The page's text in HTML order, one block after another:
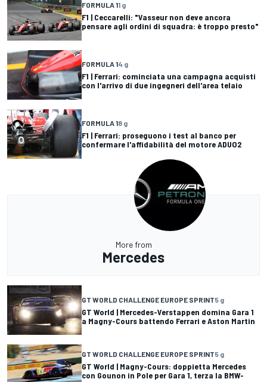
FORMULA 11 g
F1 | Ceccarelli: "Vasseur non deve ancora
pensare agli ordini di squadra: è troppo presto"
FORMULA 14 g
F1 | Ferrari: cominciata una campagna acquisti
con l'arrivo di due ingegneri dell'area telaio
FORMULA 18 g
F1 | Ferrari: proseguono i test al banco per
confermare l'affidabilità del motore ADUO2
More from
Mercedes
GT WORLD CHALLENGE EUROPE SPRINT5 g
GT World | Mercedes-Verstappen domina Gara 1
a Magny-Cours battendo Ferrari e Aston Martin
GT WORLD CHALLENGE EUROPE SPRINT5 g
GT World | Magny-Cours: doppietta Mercedes
con Gounon in Pole per Gara 1, terza la BMW-